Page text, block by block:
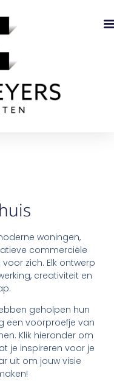
woningen,
commerciële
zich. Elk ontwerp
creativiteit en
geholpen hun
een voorproefje van
Klik hieronder om
je inspireren voor je
uit om jouw visie